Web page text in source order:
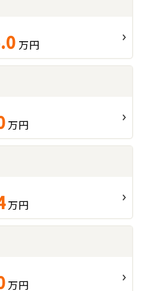
万円
万円
万円
万円